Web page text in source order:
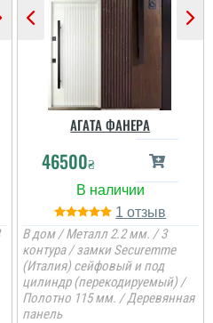
АГАТА ФАНЕРА
46500₴
1
В дом / Металл 2.2 мм. / 3
контура / замки Securemme
(Италия) сейфовый и под
цилиндр (перекодируемый) /
Полотно 115 мм. / Деревянная
панель